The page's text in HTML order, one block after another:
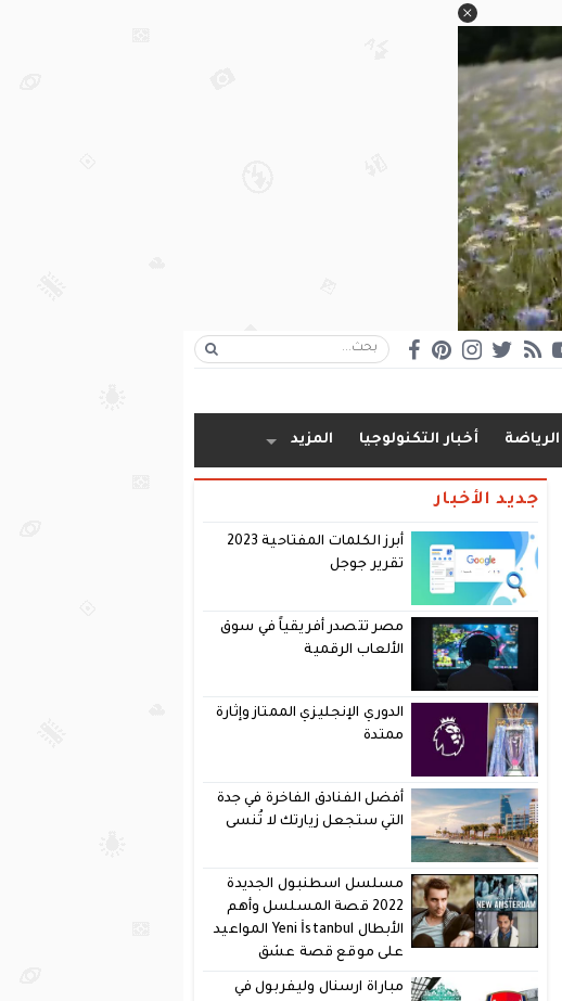
الرياضة أخبار التكنولوجيا المزيد
جديد الأخبار
أبرز الكلمات المفتاحية 2023
تقرير جوجل
مصر تتصدر أفريقياً في سوق
الألعاب الرقمية
الدوري الإنجليزي الممتاز وإثارة
ممتدة
أفضل الفنادق الفاخرة في جدة
التي ستجعل زيارتك لا تُنسى
مسلسل اسطنبول الجديدة
2022 قصة المسلسل وأهم
الأبطال Yeni İstanbul المواعيد
على موقع قصة عشق
مباراة ارسنال وليفربول في